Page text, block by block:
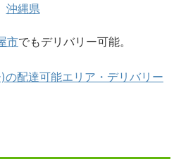
沖縄県
市でもデリバリー可能。
の配達可能エリア・デリバリー